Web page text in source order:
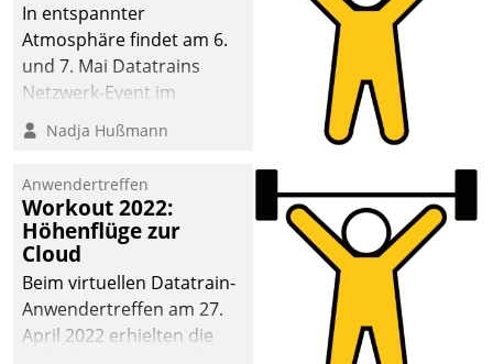
In entspannter
Atmosphäre findet am 6.
und 7. Mai Datatrains
Netzwerk-Event im
Kunden- und Partnerkreis
statt. Zentrale Frage: Wie
Mammutprojekte
meistern und Workloads
wuppen – bei zunehmend
anspruchsvollen
Aufgaben und
abnehmendem
Nadja Hußmann
Anwendertreffen
Workout 2022:
Höhenflüge zur
Cloud
Beim virtuellen Datatrain-
Anwendertreffen am 27.
April 2022 erhielten die